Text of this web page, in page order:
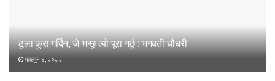
ठूला कुरा गर्दिन, जे भन्छु त्यो पूरा गर्छु : भगबती चौधरी
फाल्गुन ४, २०८२